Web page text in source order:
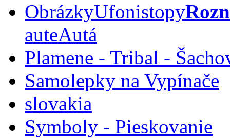
ObrázkyUfonistopy
auteAutá
Plamene - Tribal -
Samolepky na Vypínače
slovakia
Symboly - Pieskovanie